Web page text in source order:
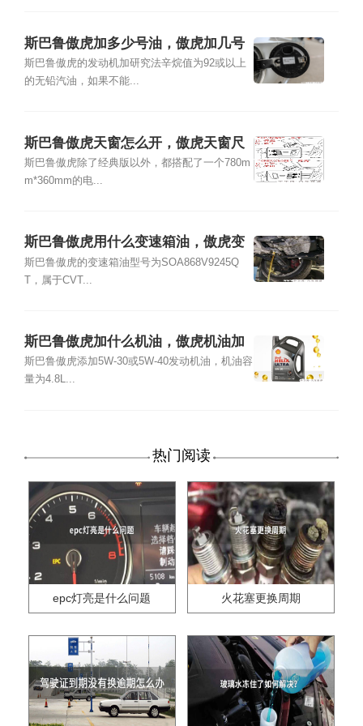
斯巴鲁傲虎加多少号油，傲虎加几号
油
斯巴鲁傲虎的发动机加研究法辛烷值为92或以上
的无铅汽油，如果不能...
斯巴鲁傲虎天窗怎么开，傲虎天窗尺
寸
斯巴鲁傲虎除了经典版以外，都搭配了一个780m
m*360mm的电...
斯巴鲁傲虎用什么变速箱油，傲虎变
速箱油怎么换
斯巴鲁傲虎的变速箱油型号为SOA868V9245Q
T，属于CVT...
斯巴鲁傲虎加什么机油，傲虎机油加
几升
斯巴鲁傲虎添加5W-30或5W-40发动机油，机油容
量为4.8L...
热门阅读
epc灯亮是什么问题 火花塞更换周期